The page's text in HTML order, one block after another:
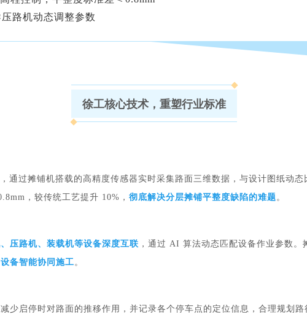
路机动态调整参数
徐工核心技术 ，重塑行业标准
，通过摊铺机搭载的高精度传感器实时采集路面三维数据，与设计图纸动
，较传统工艺提升 10%，彻底解决分层摊铺平整度缺陷的难题。
压路机、装载机等设备深度互联 ，通过 AI 算法动态匹配设备作业参数
备智能协同施工。
少启停时对路面的推移作用，并记录各个停车点的定位信息，合理规划